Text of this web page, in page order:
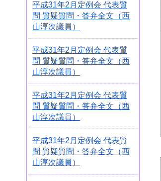
平成31年2月定例会 代表質
問 質疑質問・答弁全文（西
山淳次議員）
平成31年2月定例会 代表質
問 質疑質問・答弁全文（西
山淳次議員）
平成31年2月定例会 代表質
問 質疑質問・答弁全文（西
山淳次議員）
平成31年2月定例会 代表質
問 質疑質問・答弁全文（西
山淳次議員）